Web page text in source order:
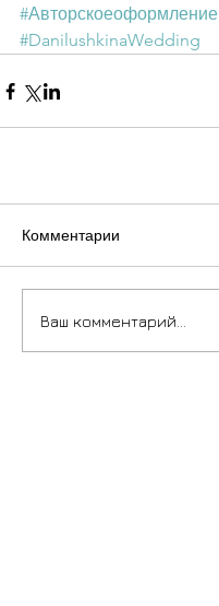
#Авторскоеоформление
#DanilushkinaWedding
Комментарии
Ваш комментарий...